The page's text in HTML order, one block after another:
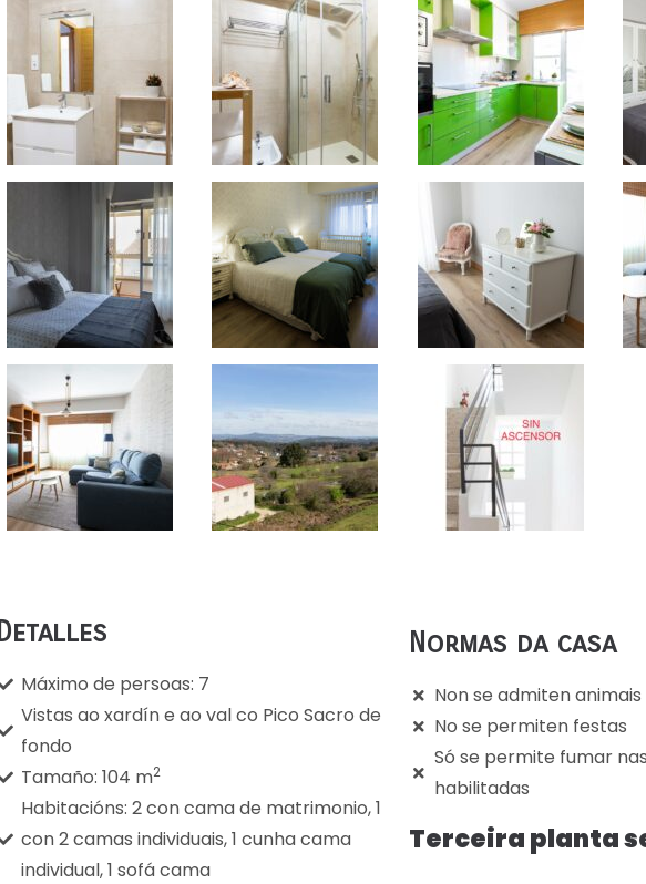
Detalles
Máximo de persoas: 7
Vistas ao xardín e ao val co Pico Sacro de
fondo
Tamaño: 104 m2
Habitacións: 2 con cama de matrimonio, 1
con 2 camas individuais, 1 cunha cama
individual, 1 sofá cama
Normas da casa
Non se admiten animais
No se permiten festas
Só se permite fumar
habilitadas
Terceira planta